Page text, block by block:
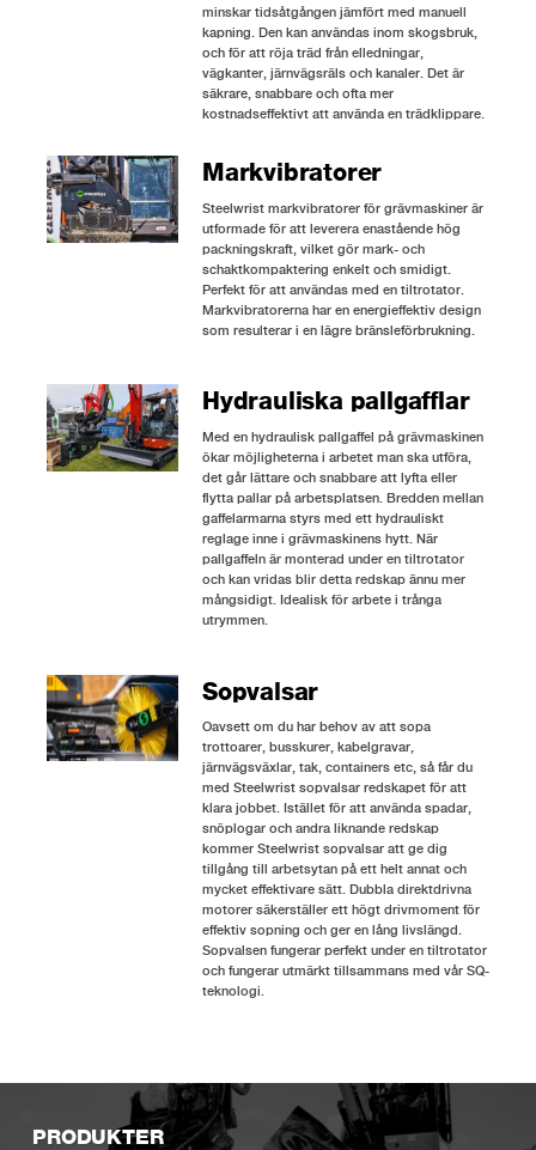
minskar tidsåtgången jämfört med manuell
kapning. Den kan användas inom skogsbruk,
och för att röja träd från elledningar,
vägkanter, järnvägsräls och kanaler. Det är
säkrare, snabbare och ofta mer
kostnadseffektivt att använda en trädklippare.
Markvibratorer
Steelwrist markvibratorer för grävmaskiner är
utformade för att leverera enastående hög
packningskraft, vilket gör mark- och
schaktkompaktering enkelt och smidigt.
Perfekt för att användas med en tiltrotator.
Markvibratorerna har en energieffektiv design
som resulterar i en lägre bränsleförbrukning.
Hydrauliska pallgafflar
Med en hydraulisk pallgaffel på grävmaskinen
ökar möjligheterna i arbetet man ska utföra,
det går lättare och snabbare att lyfta eller
flytta pallar på arbetsplatsen. Bredden mellan
gaffelarmarna styrs med ett hydrauliskt
reglage inne i grävmaskinens hytt. När
pallgaffeln är monterad under en tiltrotator
och kan vridas blir detta redskap ännu mer
mångsidigt. Idealisk för arbete i trånga
utrymmen.
Sopvalsar
Oavsett om du har behov av att sopa
trottoarer, busskurer, kabelgravar,
järnvägsväxlar, tak, containers etc, så får du
med Steelwrist sopvalsar redskapet för att
klara jobbet. Istället för att använda spadar,
snöplogar och andra liknande redskap
kommer Steelwrist sopvalsar att ge dig
tillgång till arbetsytan på ett helt annat och
mycket effektivare sätt. Dubbla direktdrivna
motorer säkerställer ett högt drivmoment för
effektiv sopning och ger en lång livslängd.
Sopvalsen fungerar perfekt under en tiltrotator
och fungerar utmärkt tillsammans med vår SQ-
teknologi.
PRODUKTER